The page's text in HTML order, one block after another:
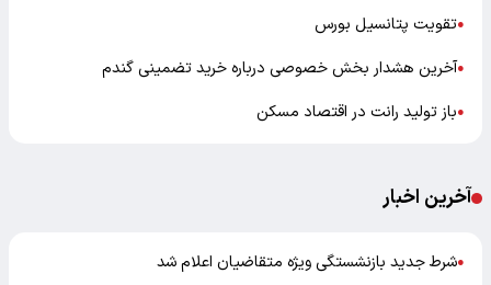
●تقویت پتانسیل بورس
●آخرین هشدار بخش خصوصی درباره خرید تضمینی گندم
●باز تولید رانت در اقتصاد مسکن
آخرین اخبار
●شرط جدید بازنشستگی ویژه متقاضیان اعلام شد